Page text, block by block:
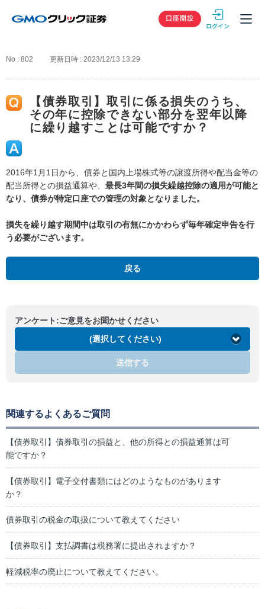
GMOクリック
口座開設
No : 802 更新日時 : 2023/12/13 13:29
【債券取引】取引に係る損失のうち、
その年に控除できない部分を翌年以降
に繰り越すことは可能ですか？
2016年1月1日から、債券と国内上場株式等の譲渡所得や配当金等の
配当所得との損益通算や、 最長3年間の損失繰越控除の適用が可能と
なり、債券が特定口座での管理の対象となりました。
損失を繰り越す期間中は取引の有無にかかわらず毎年確定申告を行
う必要がございます。
戻る
アンケート:ご意見をお聞かせください
(選択してください)
送信する
関連するよくあるご質問
【債券取引】債券取引の損益と、他の所得との損益通算は可
能ですか？
【債券取引】電子交付書類にはどのようなものがあります
か？
債券取引の税金の取扱について教えてください
【債券取引】支払調書は税務署に提出されますか？
軽減税率の廃止について教えてください。